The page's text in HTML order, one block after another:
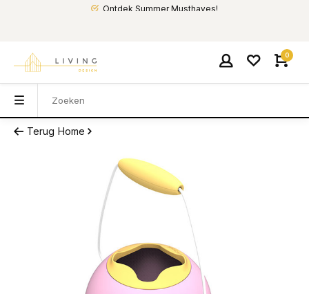
Ontdek Summer Musthaves!
0
Terug Home